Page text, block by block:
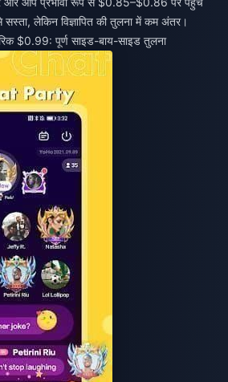
लेकिन विज्ञापित की तुलना में कम अंतर।
$0.99: पूर्ण साइड-बाय-साइड तुलना